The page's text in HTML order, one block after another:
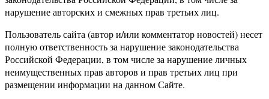
нарушение авторских и смежных прав третьих лиц.
Пользователь сайта (автор и/или комментатор новостей) несет
полную ответственность за нарушение законодательства
Российской Федерации, в том числе за нарушение личных
неимущественных прав авторов и прав третьих лиц при
размещении информации на данном Сайте.